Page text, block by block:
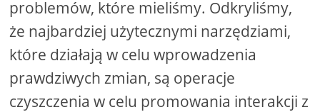
problemów, które mieliśmy. Odkryliśmy,
że najbardziej użytecznymi narzędziami,
które działają w celu wprowadzenia
prawdziwych zmian, są operacje
czyszczenia w celu promowania interakcji z